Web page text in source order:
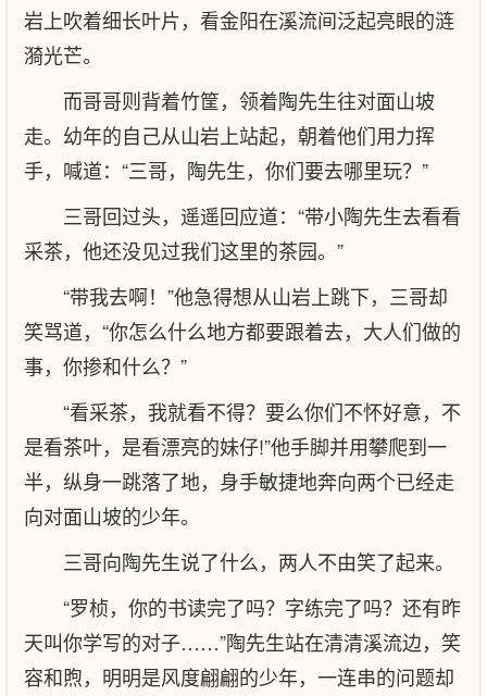
岩上吹着细长叶片，看金阳在溪流间泛起亮眼的涟
漪光芒。
而哥哥则背着竹筐，领着陶先生往对面山坡
走。幼年的自己从山岩上站起，朝着他们用力挥
手，喊道：“三哥，陶先生，你们要去哪里玩？”
三哥回过头，遥遥回应道：“带小陶先生去看看
采茶，他还没见过我们这里的茶园。”
“带我去啊！”他急得想从山岩上跳下，三哥却
笑骂道，“你怎么什么地方都要跟着去，大人们做的
事，你掺和什么？”
“看采茶，我就看不得？要么你们不怀好意，不
是看茶叶，是看漂亮的妹仔!”他手脚并用攀爬到一
半，纵身一跳落了地，身手敏捷地奔向两个已经走
向对面山坡的少年。
三哥向陶先生说了什么，两人不由笑了起来。
“罗桢，你的书读完了吗？字练完了吗？还有昨
天叫你学写的对子……”陶先生站在清清溪流边，笑
容和煦，明明是风度翩翩的少年，一连串的问题却